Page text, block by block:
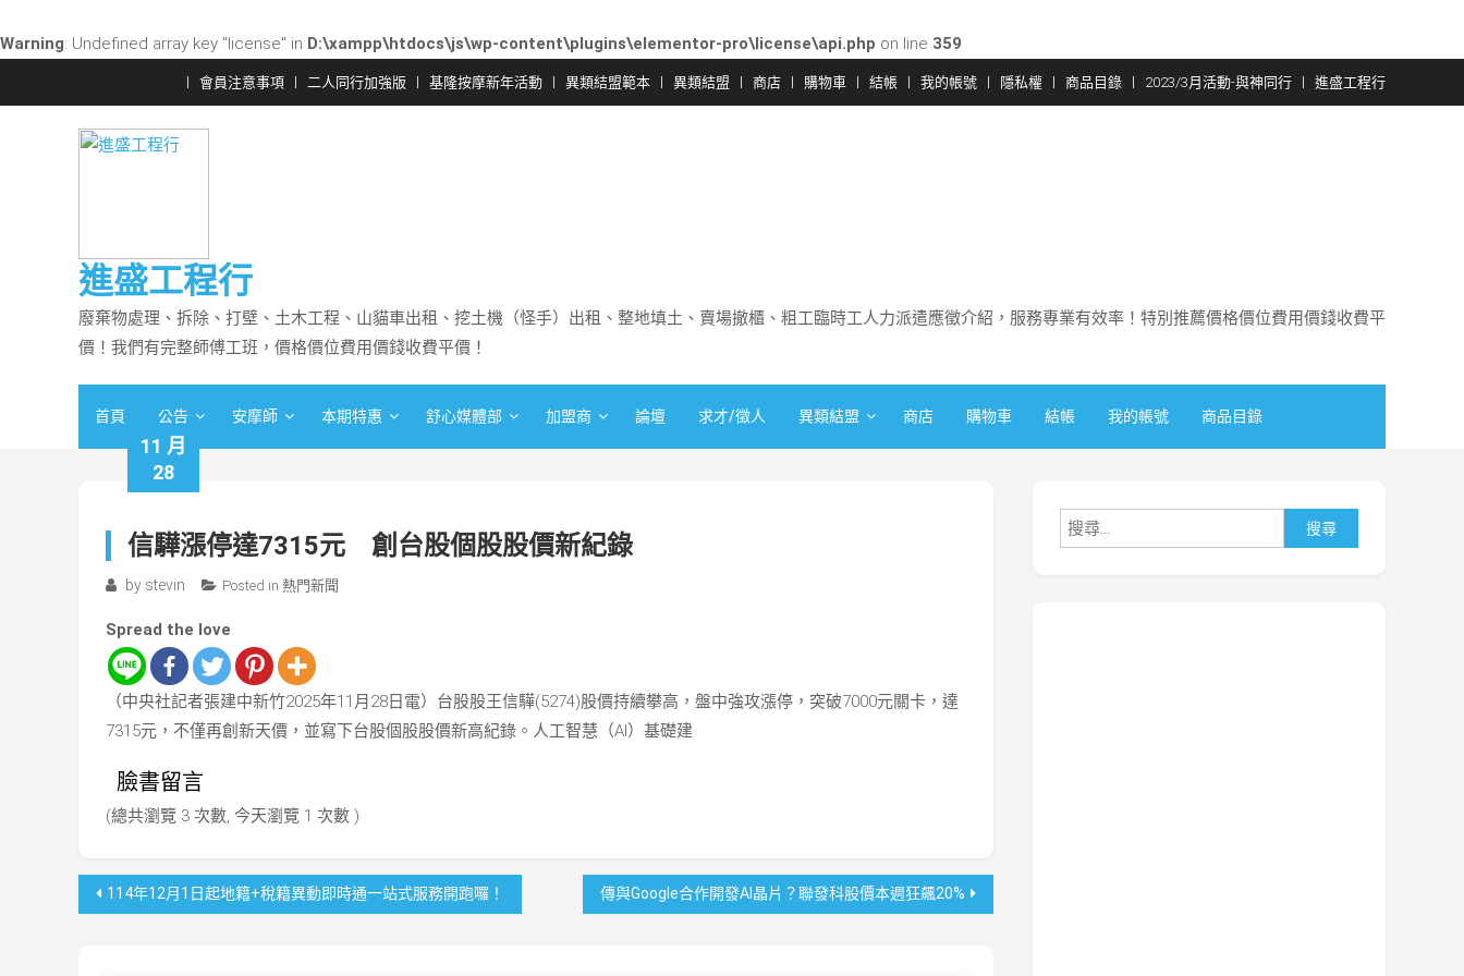
Warning: Undefined array key "license" in D:\xampp\htdocs\js\wp-content\plugins\elementor-pro\license\api.php on line 359
to
會員注意事項 二人同行加強版 基隆按摩新年活動 異類結盟範本 異類結盟 商店 購物車 結帳 我的帳號 隱私權 商品目錄 2023/3月活動-與神同行 進盛工程行
進盛工程行
廢棄物處理、拆除、打壁、土木工程、山貓車出租、挖土機（怪手）出租、整地填土、賣場撤櫃、粗工臨時工人力派遣應徵介紹，服務專業有效率！特別推薦價格價位費用價錢收費平
價！我們有完整師傅工班，價格價位費用價錢收費平價！
首頁 公告 安摩師 本期特惠 舒心媒體部 加盟商 論壇 求才/徵人 異類結盟 商店 購物車 結帳 我的帳號 商品目錄
11 月
28
信驊漲停達7315元 創台股個股股價新紀錄
by stevin Posted in 熱門新聞
Spread the love
（中央社記者張建中新竹2025年11月28日電）台股股王信驊(5274)股價持續攀高，盤中強攻漲停，突破7000元關卡，達
7315元，不僅再創新天價，並寫下台股個股股價新高紀錄。人工智慧（AI）基礎建
臉書留言
(總共瀏覽 3 次數, 今天瀏覽 1 次數 )
文114年12月1日起地籍+稅籍異動即時通一站式服務開跑囉！ 傳與Google合作開發AI晶片？聯發科股價本週狂飆20%
尋